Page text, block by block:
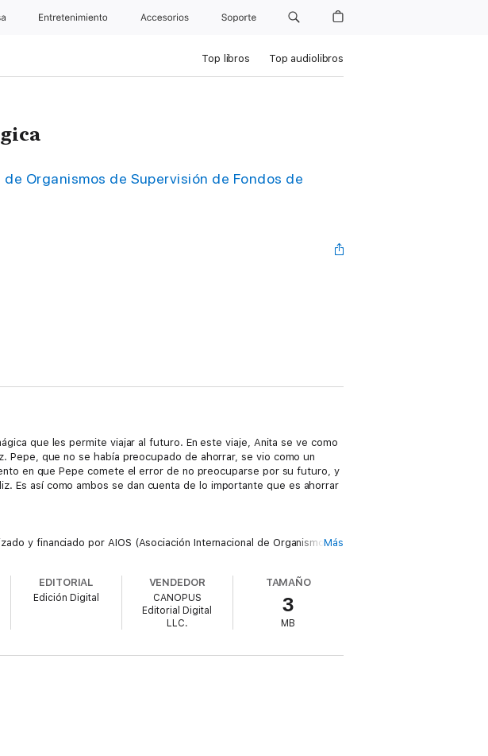
Entretenimiento Accesorios Soporte
Top libros Top audiolibros
Organismos de Supervisión de Fondos de
que les permite viajar al futuro. En este viaje, Anita se ve como
que no se había preocupado de ahorrar, se vio como un
en que Pepe comete el error de no preocuparse por su futuro, y
Es así como ambos se dan cuenta de lo importante que es ahorrar
y financiado por AIOS (Asociación Internacional de OrganismosMás
EDITORIAL
Edición Digital
VENDEDOR
CANOPUS
Editorial Digital
LLC.
TAMAÑO
3
MB